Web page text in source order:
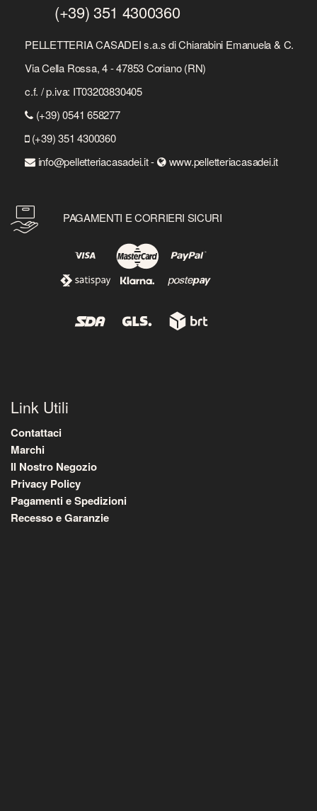
(+39) 351 4300360
PELLETTERIA CASADEI s.a.s di Chiarabini Emanuela & C.
Via Cella Rossa, 4 - 47853 Coriano (RN)
c.f. / p.iva: IT03203830405
(+39) 0541 658277
(+39) 351 4300360
info@pelletteriacasadei.it -
www.pelletteriacasadei.it
PAGAMENTI E CORRIERI SICURI
Link Utili
Contattaci
Marchi
Il Nostro Negozio
Privacy Policy
Pagamenti e Spedizioni
Recesso e Garanzie